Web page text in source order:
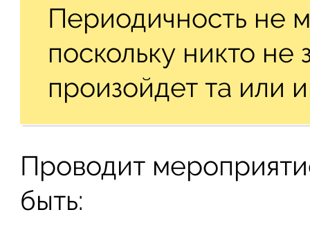
Периодичность не
поскольку никто не
произойдет та или
Проводит
быть: